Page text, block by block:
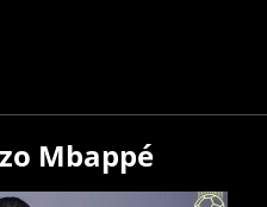
Mbappé